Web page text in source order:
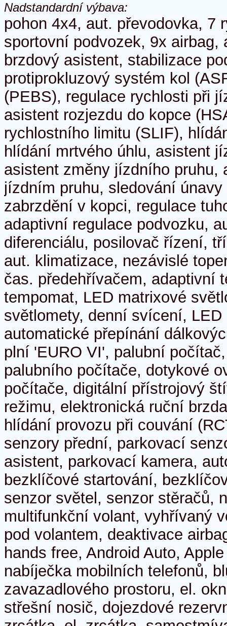
Nadstandardní výbava:
pohon 4x4, aut. převodovka, 7
sportovní podvozek, 9x airbag,
brzdový asistent, stabilizace
protiprokluzový systém kol
(PEBS), regulace rychlosti při
asistent rozjezdu do kopce
rychlostního limitu (SLIF),
hlídání mrtvého úhlu, asistent
asistent změny jízdního pruhu,
jízdním pruhu, sledování
zabrzdění v kopci, regulace
adaptivní regulace podvozku,
diferenciálu, posilovač řízení,
aut. klimatizace, nezávislé
čas. předehřívačem, adaptivní
tempomat, LED matrixové
světlomety, denní svícení,
automatické přepínání
plní 'EURO VI', palubní
palubního počítače, dotykové
počítače, digitální přístrojový
režimu, elektronická ruční
hlídání provozu při couvání
senzory přední, parkovací
asistent, parkovací kamera,
bezklíčové startování,
senzor světel, senzor stěračů,
multifunkční volant, vyhřívaný
pod volantem, deaktivace
hands free, Android Auto,
nabíječka mobilních telefonů,
zavazadlového prostoru, el.
střešní nosič, dojezdové